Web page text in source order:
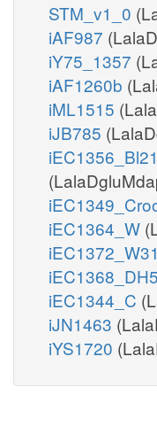
STM_v1_0
iAF987
iY75_1357
iAF1260b
iML1515
iJB785
iEC1364_W
iEC1344_C
iJN1463
iYS1720